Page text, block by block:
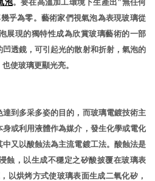
泡。要在高溫加工環境下生產出"無任何
乎為零。藝術家們視氣泡為表現玻璃從
展現的獨特性成為欣賞玻璃藝術的一部
透鏡，可引起光的散射和折射，氣泡的
使玻璃更顯光亮。
到多采多姿的目的，而玻璃電鍍技術主
或利用液體作為媒介，發生化學或電化
又以酸蝕法為主流電鍍工法。酸蝕法是
蝕，以生成不穩定之矽酸披覆在玻璃表
以烘烤方式使玻璃表面生成二氧化矽，